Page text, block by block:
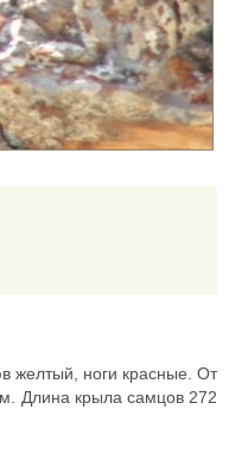
желтый, ноги красные. От
Длина крыла самцов 272